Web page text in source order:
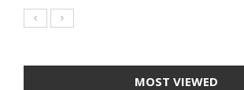
MOST VIEWED